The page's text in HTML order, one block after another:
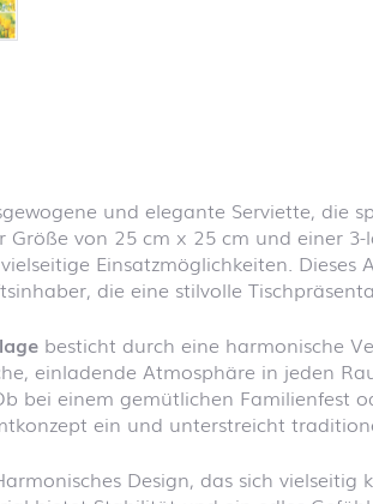
und elegante Serviette, die
von 25 cm x 25 cm und einer
Einsatzmöglichkeiten.
die eine stilvolle
besticht durch eine harmonische
einladende Atmosphäre in jeden
bei einem gemütlichen Familienfest
ein und unterstreicht
Design, das sich vielseitig